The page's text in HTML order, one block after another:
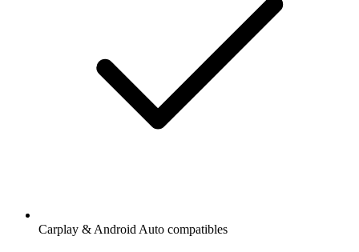
Carplay & Android Auto compatibles